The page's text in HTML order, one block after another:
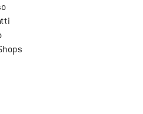
Vai alla politica di recesso qui Si
Trovi tutte le informazioni qui!